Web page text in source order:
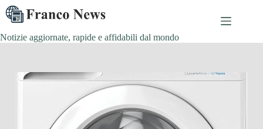
Salta
al
contenuto
Notizie aggiornate, rapide e affidabili dal mondo